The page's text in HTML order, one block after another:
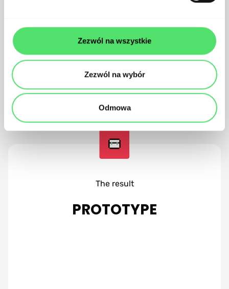
Zezwól na wszystkie
Zezwól na wybór
Odmowa
Stage output
The result
PROTOTYPE